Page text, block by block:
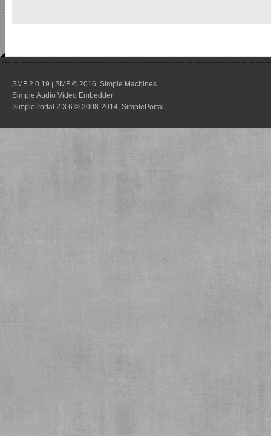
SMF 2.0.19 | SMF © 2016 Simple Machines
Simple Audio Video Embedder
SimplePortal 2.3.6 © 2008-2014, SimplePortal